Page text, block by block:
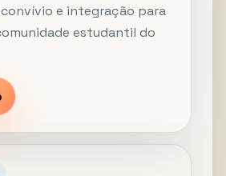
e integração para
estudantil do